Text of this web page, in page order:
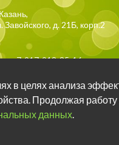
,
Завойского, д. 21Б, корп.2
+7-917-918-85-16
Задать вопрос о
Задать вопрос о
в целях анализа
Продолжая
данных.